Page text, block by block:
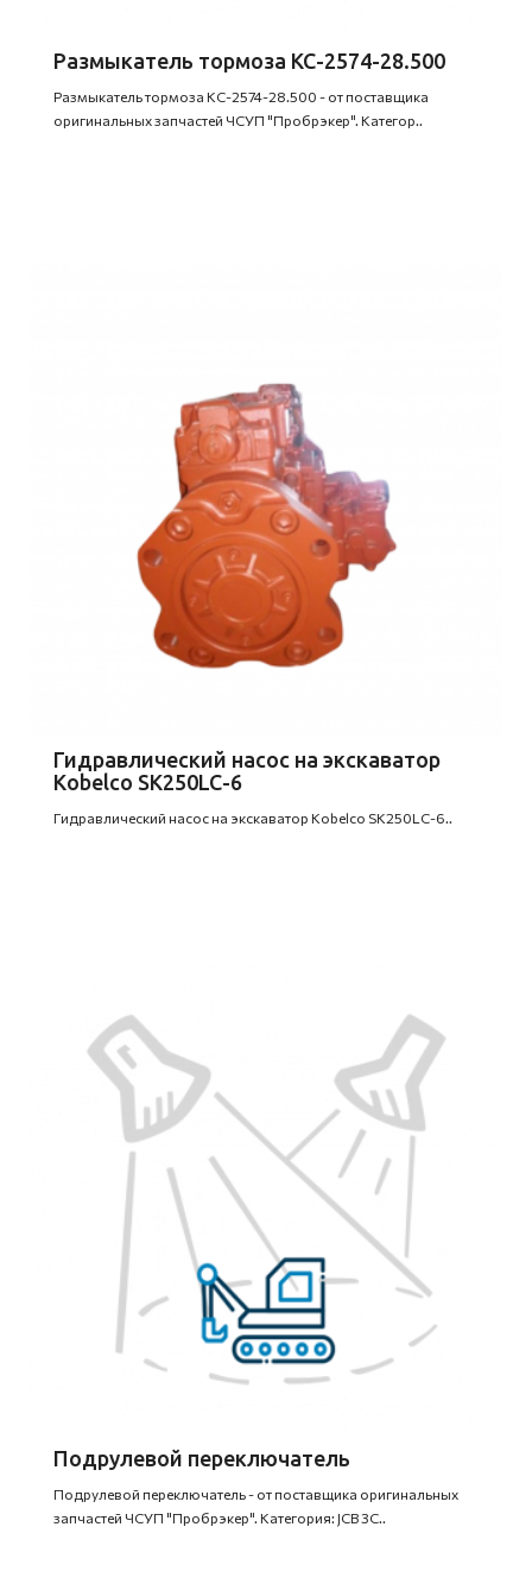
Размыкатель тормоза КС-2574-28.500
Размыкатель тормоза КС-2574-28.500 - от поставщика
оригинальных запчастей ЧСУП "Пробрэкер". Категор..
Гидравлический насос на экскаватор
Kobelco SK250LC-6
Гидравлический насос на экскаватор Kobelco SK250LC-6..
Подрулевой переключатель
Подрулевой переключатель - от поставщика оригинальных
запчастей ЧСУП "Пробрэкер". Категория: JCB 3C..